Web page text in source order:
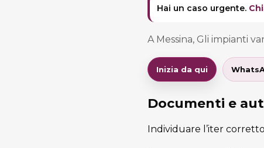
Hai un caso urgente.
A Messina, Gli impianti
Inizia da qui
Documenti e
Individuare l’iter